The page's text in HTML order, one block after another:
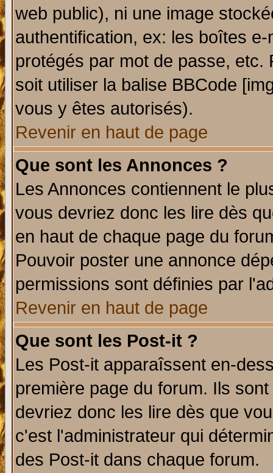
web public), ni une image
authentification, ex: les boîtes
protégés par mot de passe,
soit utiliser la balise BBCode
vous y êtes autorisés).
Revenir en haut de page
Que sont les Annonces ?
Les Annonces contiennent le
vous devriez donc les lire dès
en haut de chaque page du
Pouvoir poster une annonce
permissions sont définies par
Revenir en haut de page
Que sont les Post-it ?
Les Post-it apparaîssent en-
première page du forum. Ils
devriez donc les lire dès que
c'est l'administrateur qui
des Post-it dans chaque forum.